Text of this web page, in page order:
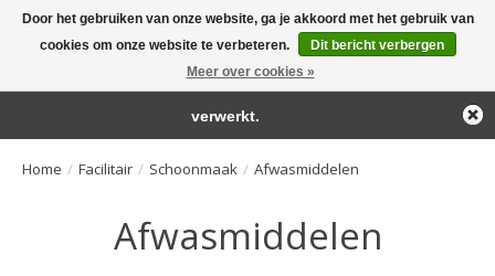
Large selection of products and fast shipping!
Home / Facilitair / Schoonmaak / Afwasmiddelen
Afwasmiddelen
Door het gebruiken van onze website, ga je akkoord met het gebruik van
cookies om onze website te verbeteren.
Dit bericht verbergen
Meer over cookies »
← Keer terug naar de backofficeDeze winkel is in aanbouw.
Eventueel geplaatste orders zullen niet worden gehonoreerd of
verwerkt.